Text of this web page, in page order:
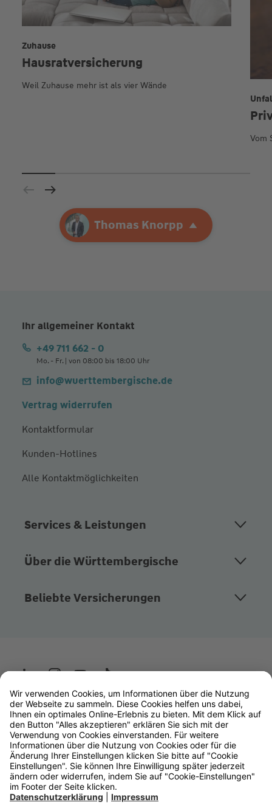
Ihre AgenturThomas Knorpp
Thomas Knorpp
Hausrat­versicherung
Zuhause
Weil Zuhause mehr ist als vier Wände
Vom
Ihr allgemeiner Kontakt
+49 711 662 - 0
Mo. - Fr. | von 08:00 bis 18:00 Uhr
info@wuerttembergische.de
Vertrag widerrufen
Kontaktformular
Kunden-Hotlines
Alle Kontaktmöglichkeiten
Services & Leistungen
Über die Württembergische
Beliebte Versicherungen
Wüstenrot
W&W Gruppe
OLB Bank
Makler
Impressum
Datenschutz